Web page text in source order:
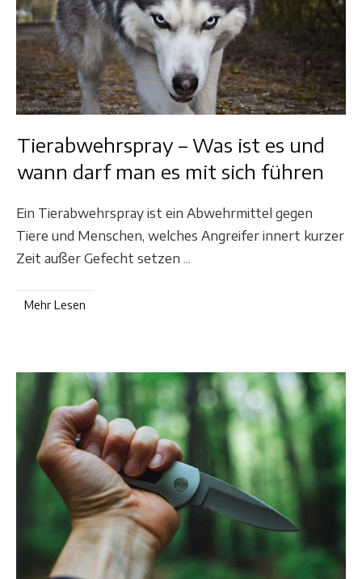
Tierabwehrspray – Was ist es und
wann darf man es mit sich führen
Ein Tierabwehrspray ist ein Abwehrmittel gegen
Tiere und Menschen, welches Angreifer innert kurzer
Zeit außer Gefecht setzen ...
Mehr Lesen